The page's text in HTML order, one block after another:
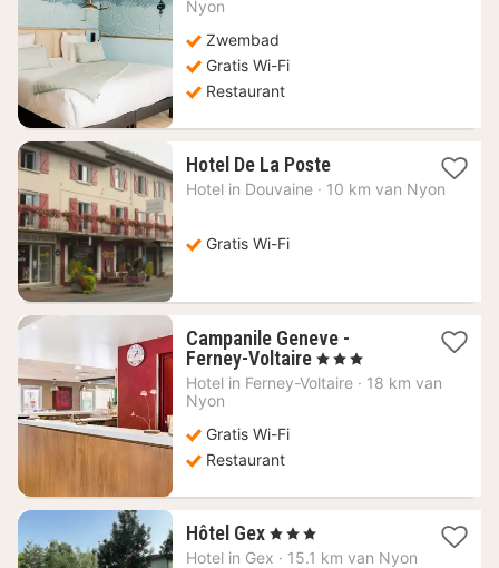
Nyon
Zwembad
Gratis Wi-Fi
Restaurant
Hotel De La Poste1
nacht
Hotel in Douvaine · 10 km van Nyon
Gratis Wi-Fi
Campanile Geneve -
Ferney-Voltaire 1
nacht
, 3 Sterren
Hotel in Ferney-Voltaire · 18 km van
Nyon
Gratis Wi-Fi
Restaurant
Hôtel Gex 1
nacht
, 3 Sterren
Hotel in Gex · 15.1 km van Nyon